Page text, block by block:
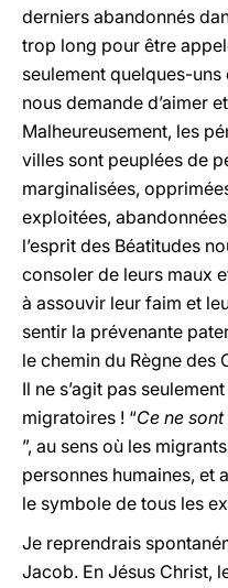
derniers abandonnés
trop long pour être
seulement quelques-
nous demande d’aimer
Malheureusement, les
villes sont peuplées de
marginalisées,
exploitées,
l’esprit des Béatitudes
consoler de leurs maux
à assouvir leur faim et
sentir la prévenante
le chemin du Règne des
Il ne s’agit pas
migratoires ! “Ce ne
”, au sens où les
personnes humaines, et
le symbole de tous les
Je reprendrais
Jacob. En Jésus Christ,